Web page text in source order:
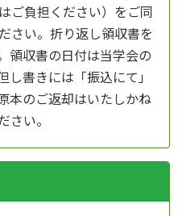
ご負担ください）をご同
さい。折り返し領収書を
領収書の日付は当学会の
し書きには「振込にて」
本のご返却はいたしかね
さい。